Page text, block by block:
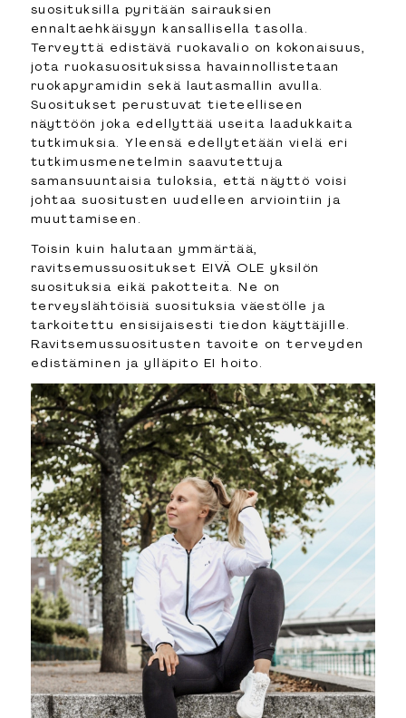
suosituksilla pyritään sairauksien
ennaltaehkäisyyn kansallisella tasolla.
Terveyttä edistävä ruokavalio on kokonaisuus,
jota ruokasuosituksissa havainnollistetaan
ruokapyramidin sekä lautasmallin avulla.
Suositukset perustuvat tieteelliseen
näyttöön joka edellyttää useita laadukkaita
tutkimuksia. Yleensä edellytetään vielä eri
tutkimusmenetelmin saavutettuja
samansuuntaisia tuloksia, että näyttö voisi
johtaa suositusten uudelleen arviointiin ja
muuttamiseen.
Toisin kuin halutaan ymmärtää,
ravitsemussuositukset EIVÄ OLE yksilön
suosituksia eikä pakotteita. Ne on
terveyslähtöisiä suosituksia väestölle ja
tarkoitettu ensisijaisesti tiedon käyttäjille.
Ravitsemussuositusten tavoite on terveyden
edistäminen ja ylläpito EI hoito.